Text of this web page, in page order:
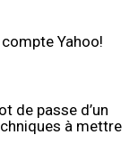
Yahoo!
de passe d’un
à mettre